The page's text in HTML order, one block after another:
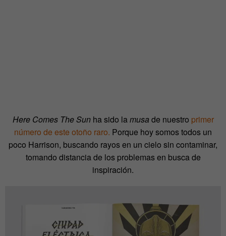
Here Comes The Sunha sido la musa de nuestro primer
número de este otoño raro. Porque hoy somos todos un
poco Harrison, buscando rayos en un cielo sin contaminar,
tomando distancia de los problemas en busca de
inspiración.